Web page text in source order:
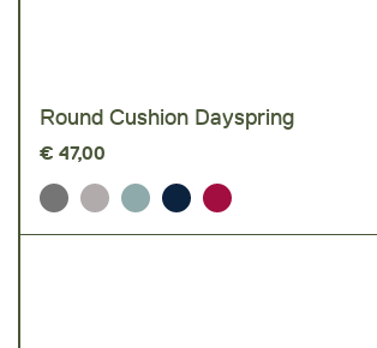
Round Cushion Dayspring
€ 47,00